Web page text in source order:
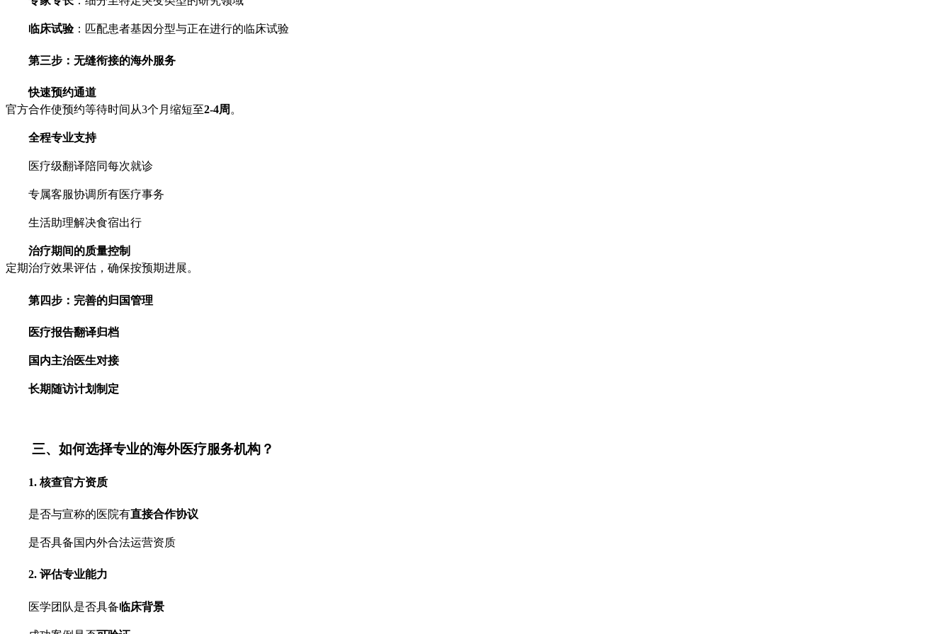
临床试验：匹配患者基因分型与正在进行的临床试验
第三步：无缝衔接的海外服务
快速预约通道
官方合作使预约等待时间从3个月缩短至2-4周 。
全程专业支持
医疗级翻译陪同每次就诊
专属客服协调所有医疗事务
生活助理解决食宿出行
治疗期间的质量控制
定期治疗效果评估，确保按预期进展。
第四步：完善的归国管理
医疗报告翻译归档
国内主治医生对接
长期随访计划制定
三、如何选择专业的海外医疗服务机构？
1. 核查官方资质
是否与宣称的医院有直接合作协议
是否具备国内外合法运营资质
2. 评估专业能力
医学团队是否具备临床背景